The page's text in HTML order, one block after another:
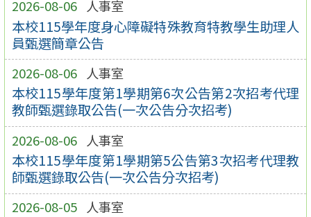
2026-08-06 人事室
本校115學年度身心障礙特殊教育特教學生助理人
員甄選簡章公告
2026-08-06 人事室
本校115學年度第1學期第6次公告第2次招考代理
教師甄選錄取公告(一次公告分次招考)
2026-08-06 人事室
本校115學年度第1學期第5公告第3次招考代理教
師甄選錄取公告(一次公告分次招考)
2026-08-05 人事室